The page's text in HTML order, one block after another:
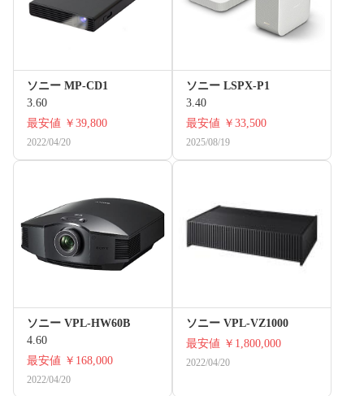
ソニー MP-CD1
3.60
最安値 ￥39,800
2022/04/20
ソニー LSPX-P1
3.40
最安値 ￥33,500
2025/08/19
ソニー VPL-HW60B
4.60
最安値 ￥168,000
2022/04/20
ソニー VPL-VZ1000
最安値 ￥1,800,000
2022/04/20